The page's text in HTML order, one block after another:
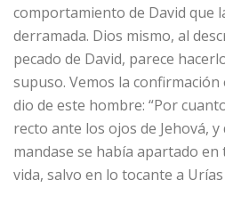
comportamiento de David que
derramada. Dios mismo, al
pecado de David, parece
supuso. Vemos la
dio de este hombre: “Por
recto ante los ojos de Jehová,
mandase se había apartado en
vida, salvo en lo tocante a Urías